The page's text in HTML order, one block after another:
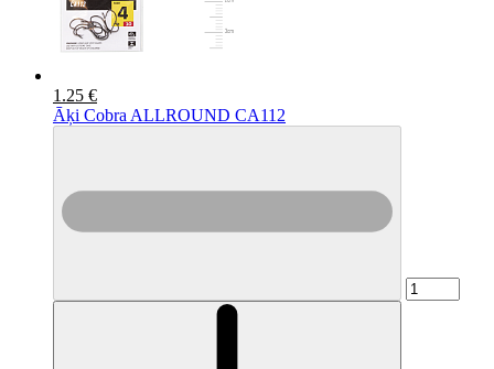
1.25 €
Āķi Cobra ALLROUND CA112